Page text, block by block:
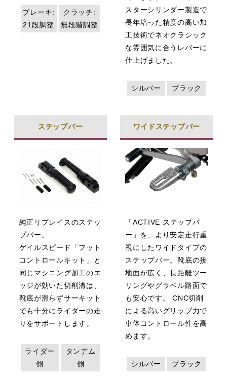
ブレーキ:
21段調整
クラッチ:
無段階調整
スターシリンダー製造で
長年培った精度の高い加
工技術でネオクラシック
な雰囲気に合うレバーに
仕上げました。
シルバー ブラック
ステップバー
純正リプレイスのステッ
プバー。
ゲイルスピード「フット
コントロールキット」と
同じマシニング加工のエ
ッジが効いた切削溝は、
靴底が滑らずサーキット
でも十分にライダーの走
りをサポートします。
ライダー
側
タンデム
側
ワイドステップバー
「ACTIVE ステップバ
ー」を、より安定走行重
視にしたワイドタイプの
ステップバー。靴底の接
地面が広く、長距離ツー
リングやグラベル路面で
も安心です。 CNC切削
による高いグリップ力で
車体コントロール性を高
めます。
シルバー ブラック